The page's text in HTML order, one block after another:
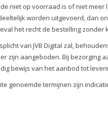
niet op voorraad is of niet
worden uitgevoerd, dan
het recht de bestelling
van JVB Digital zal,
zijn aangeboden. Bij bezorging
bewijs van het aanbod tot
genoemde termijnen zijn